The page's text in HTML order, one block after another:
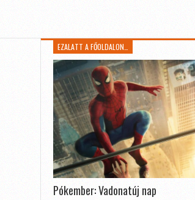
EZALATT A FŐOLDALON…
Pókember: Vadonatúj nap